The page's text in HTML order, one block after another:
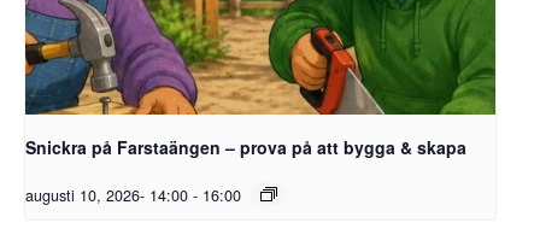
Snickra på Farstaängen – prova på att bygga & skapa
augusti 10, 2026- 14:00 - 16:00